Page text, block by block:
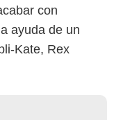
con
ayuda de un
Kate, Rex